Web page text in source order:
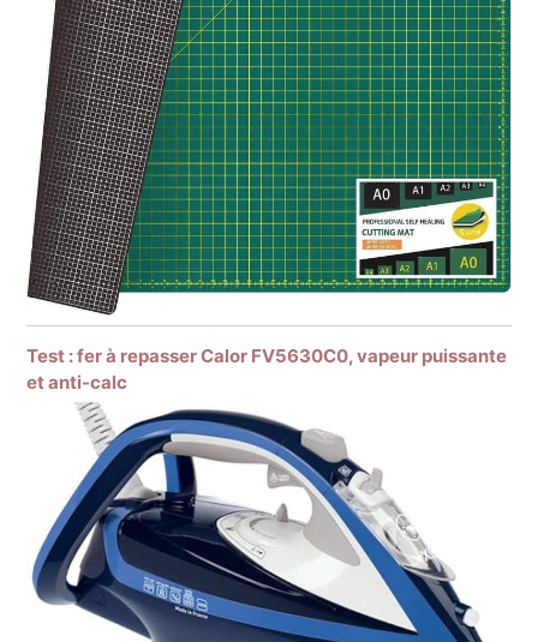
Test : fer à repasser Calor FV5630C0, vapeur puissante
et anti-calc